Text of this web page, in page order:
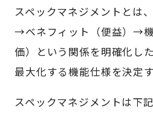
スペックマネジメントとは
→ベネフィット（便益）→
価）という関係を明確化し
最大化する機能仕様を決定す
スペックマネジメントは下